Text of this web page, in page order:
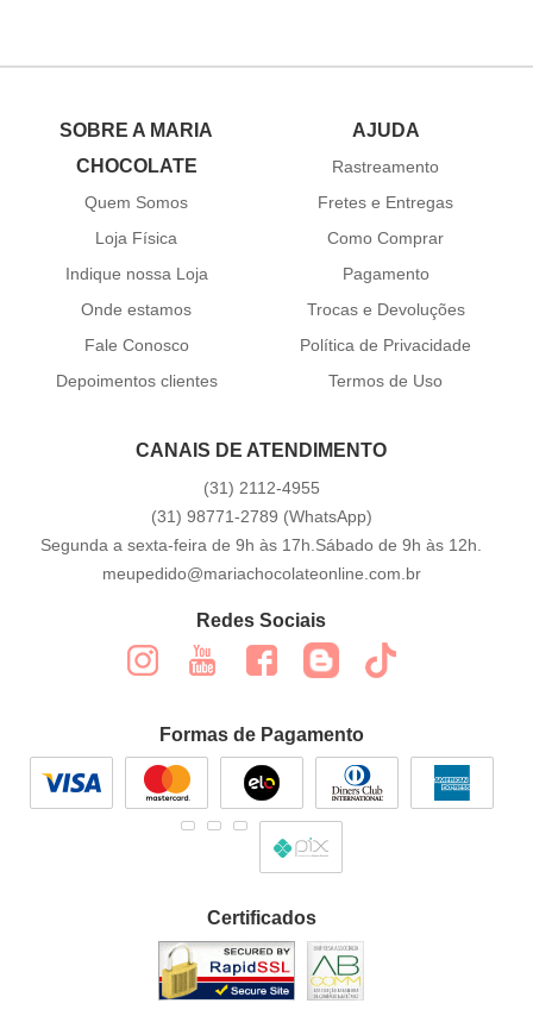
SOBRE A MARIA
CHOCOLATE
Quem Somos
Loja Física
Indique nossa Loja
Onde estamos
Fale Conosco
Depoimentos clientes
AJUDA
Rastreamento
Fretes e Entregas
Como Comprar
Pagamento
Trocas e Devoluções
Política de Privacidade
Termos de Uso
CANAIS DE ATENDIMENTO
(31) 2112-4955
(31) 98771-2789 (WhatsApp)
Segunda a sexta-feira de 9h às 17h.Sábado de 9h às 12h.
meupedido@mariachocolateonline.com.br
Redes Sociais
Formas de Pagamento
Certificados